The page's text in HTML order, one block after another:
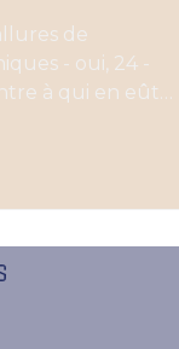
de
- oui, 24 -
à qui en eût…